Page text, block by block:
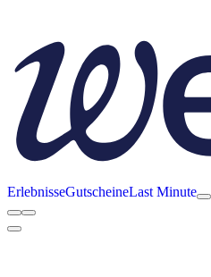
ErlebnisseGutscheineLast Minute